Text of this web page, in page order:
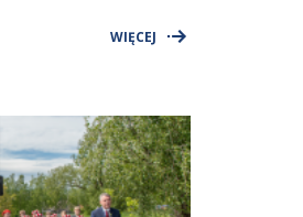
WIĘCEJ